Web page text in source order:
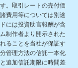
。取引レートの売付価
費用等については別途
には投資助言報酬が含
制作者より開示された
ることを当社が保証す
管理方法の信託一本化
追加信託期限に時間差